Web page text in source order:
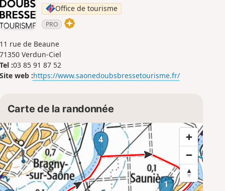
Office de tourisme
PRO
11 rue de Beaune
71350 Verdun-Ciel
Tel :03 85 91 87 52
Site web :https://www.saonedoubsbressetourisme.fr/
Carte de la randonnée
1
4